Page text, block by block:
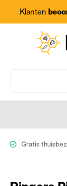
Klanten
Gratis